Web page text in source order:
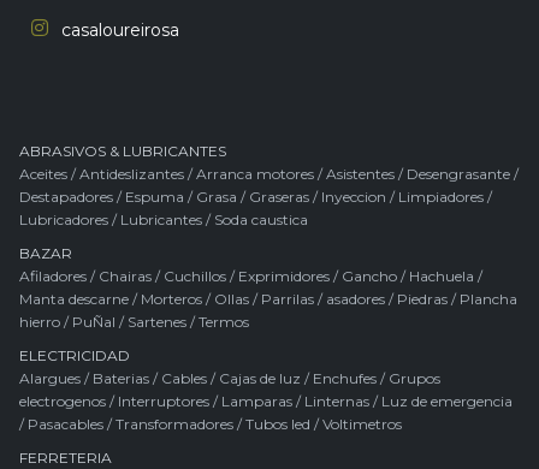
casaloureirosa
ABRASIVOS & LUBRICANTES
Aceites /Antideslizantes /Arranca motores /Asistentes / Desengrasante /
Destapadores / Espuma / Grasa / Graseras / Inyeccion / Limpiadores /
Lubricadores / Lubricantes / Soda caustica
BAZAR
Afiladores / Chairas / Cuchillos / Exprimidores / Gancho / Hachuela /
Manta descarne / Morteros / Ollas / Parrilas / asadores / Piedras / Plancha
hierro / PuÑal / Sartenes /Termos
ELECTRICIDAD
Alargues / Baterias / Cables / Cajas de luz / Enchufes / Grupos
electrogenos / Interruptores / Lamparas / Linternas / Luz de emergencia
/ Pasacables /Transformadores /Tubos led /Voltimetros
FERRETERIA